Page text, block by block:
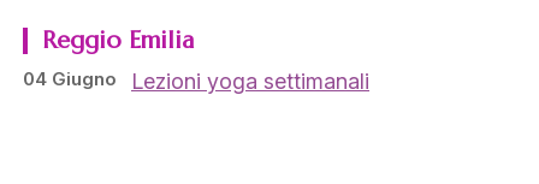
Reggio Emilia
04 Giugno Lezioni yoga settimanali